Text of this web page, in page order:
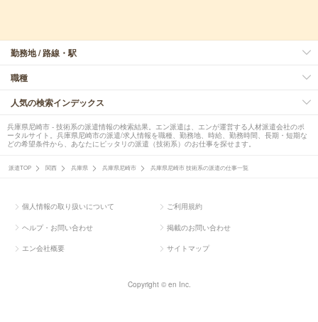
勤務地 / 路線・駅
職種
人気の検索インデックス
兵庫県尼崎市 - 技術系の派遣情報の検索結果。エン派遣は、エンが運営する人材派遣会社のポ
ータルサイト。兵庫県尼崎市の派遣/求人情報を職種、勤務地、時給、勤務時間、長期・短期な
どの希望条件から、あなたにピッタリの派遣（技術系）のお仕事を探せます。
派遣TOP 関西 兵庫県 兵庫県尼崎市 兵庫県尼崎市 技術系の派遣の仕事一覧
個人情報の取り扱いについて ご利用規約
ヘルプ・お問い合わせ 掲載のお問い合わせ
エン会社概要 サイトマップ
Copyright © en Inc.